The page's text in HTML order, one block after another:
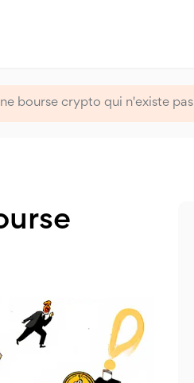
bourse crypto qui n'existe pas